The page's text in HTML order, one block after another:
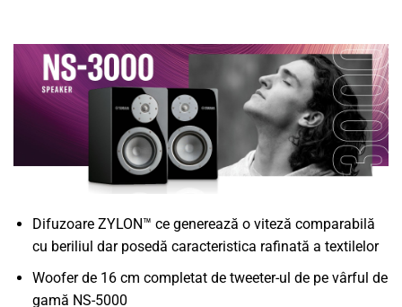
Difuzoare ZYLON™ ce generează o viteză comparabilă
cu beriliul dar posedă caracteristica rafinată a textilelor
Woofer de 16 cm completat de tweeter-ul de pe vârful de
gamă NS-5000